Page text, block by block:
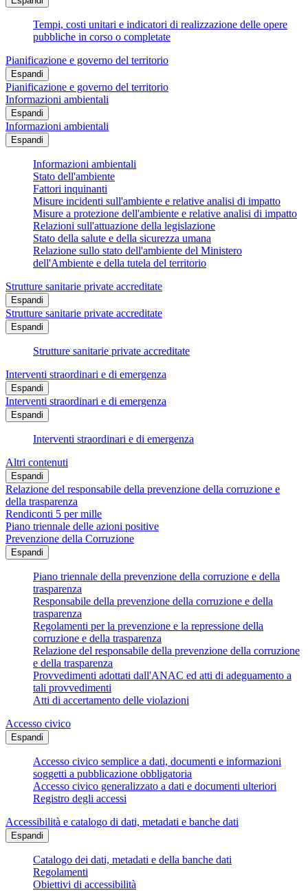
Tempi, costi unitari e indicatori di realizzazione delle opere
pubbliche in corso o completate
Pianificazione e governo del territorio
Espandi
Pianificazione e governo del territorio
Informazioni ambientali
Espandi
Informazioni ambientali
Espandi
Informazioni ambientali
Stato dell'ambiente
Fattori inquinanti
Misure incidenti sull'ambiente e relative analisi di impatto
Misure a protezione dell'ambiente e relative analisi di impatto
Relazioni sull'attuazione della legislazione
Stato della salute e della sicurezza umana
Relazione sullo stato dell'ambiente del Ministero
dell'Ambiente e della tutela del territorio
Strutture sanitarie private accreditate
Espandi
Strutture sanitarie private accreditate
Espandi
Strutture sanitarie private accreditate
Interventi straordinari e di emergenza
Espandi
Interventi straordinari e di emergenza
Espandi
Interventi straordinari e di emergenza
Altri contenuti
Espandi
Relazione del responsabile della prevenzione della corruzione e
della trasparenza
Rendiconti 5 per mille
Piano triennale delle azioni positive
Prevenzione della Corruzione
Espandi
Piano triennale della prevenzione della corruzione e della
trasparenza
Responsabile della prevenzione della corruzione e della
trasparenza
Regolamenti per la prevenzione e la repressione della
corruzione e della trasparenza
Relazione del responsabile della prevenzione della corruzione
e della trasparenza
Provvedimenti adottati dall'ANAC ed atti di adeguamento a
tali provvedimenti
Atti di accertamento delle violazioni
Accesso civico
Espandi
Accesso civico semplice a dati, documenti e informazioni
soggetti a pubblicazione obbligatoria
Accesso civico generalizzato a dati e documenti ulteriori
Registro degli accessi
Accessibilità e catalogo di dati, metadati e banche dati
Espandi
Catalogo dei dati, metadati e della banche dati
Regolamenti
Obiettivi di accessibilità